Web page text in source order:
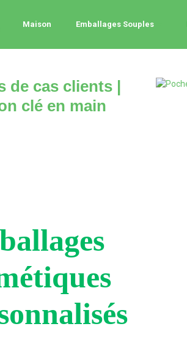
Maison Emballages Souples
de cas clients |
clé en main